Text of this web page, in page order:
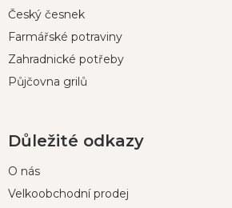
Český česnek
Farmářské potraviny
Zahradnické potřeby
Půjčovna grilů
Důležité odkazy
O nás
Velkoobchodní prodej